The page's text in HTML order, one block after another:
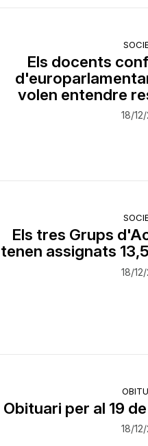
Els docents
volen entendre
18/
Els tres Grups
tenen assignats
18/
Obituari per al 19
18/